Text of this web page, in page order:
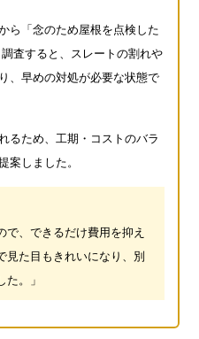
ら「念のため屋根を点検した
査すると、スレートの割れや
、早めの対処が必要な状態で
るため、工期・コストのバラ
案しました。
で、できるだけ費用を抑え
見た目もきれいになり、別
。」